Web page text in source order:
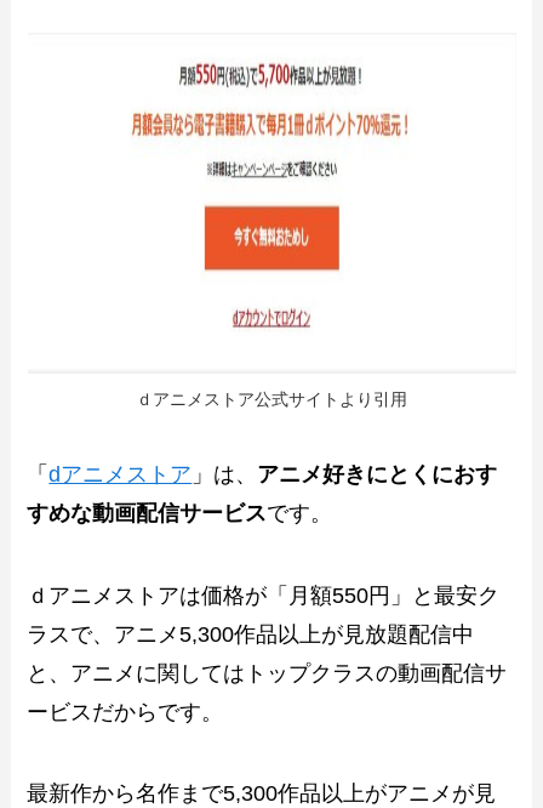
ｄアニメストア公式サイトより引用
「dアニメストア 」は、 アニメ好きにとくにおす
すめな動画配信サービスです。
ｄアニメストアは価格が「月額550円」と最安ク
ラスで、アニメ5,300作品以上が見放題配信中
と、アニメに関してはトップクラスの動画配信サ
ービスだからです。
最新作から名作まで5,300作品以上がアニメが見